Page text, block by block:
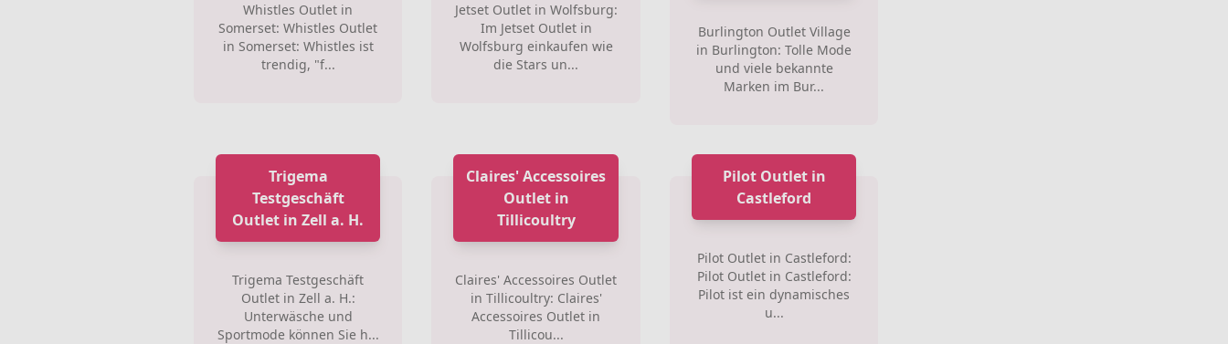
Whistles Outlet in
Somerset: Whistles Outlet
in Somerset: Whistles ist
trendig, "f...
Jetset Outlet in Wolfsburg:
Im Jetset Outlet in
Wolfsburg einkaufen wie
die Stars un...
Burlington Outlet Village
in Burlington: Tolle Mode
und viele bekannte
Marken im Bur...
Trigema
Testgeschäft
Outlet in Zell a. H.
Trigema Testgeschäft
Outlet in Zell a. H.:
Unterwäsche und
Sportmode können Sie h...
Claires' Accessoires
Outlet in
Tillicoultry
Claires' Accessoires Outlet
in Tillicoultry: Claires'
Accessoires Outlet in
Tillicou...
Pilot Outlet in
Castleford
Pilot Outlet in Castleford:
Pilot Outlet in Castleford:
Pilot ist ein dynamisches
u...